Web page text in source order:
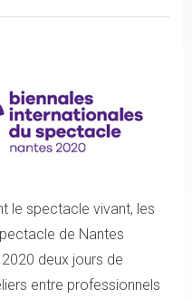
le spectacle vivant, les
de Nantes
deux jours de
entre professionnels